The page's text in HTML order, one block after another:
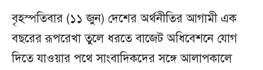
বৃহস্পতিবার (১১ জুন) দেশের অর্থনীতির আগামী এক
বছরের রূপরেখা তুলে ধরতে বাজেট অধিবেশনে যোগ
দিতে যাওয়ার পথে সাংবাদিকদের সঙ্গে আলাপকালে